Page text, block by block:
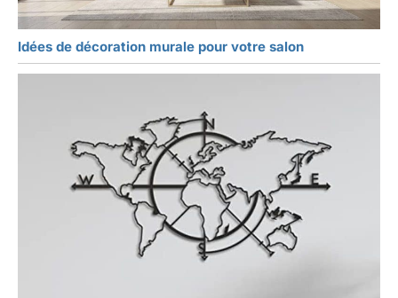
Idées de décoration murale pour votre salon